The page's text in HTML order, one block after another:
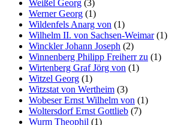
Weißel Georg (3)
Werner Georg (1)
Wildenfels Anarg von (1)
Wilhelm II. von Sachsen-Weimar(1)
Winckler Johann Joseph (2)
Winnenberg Philipp Freiherr zu (1)
Wirtenberg Graf Jörg von (1)
Witzel Georg (1)
Witzstat von Wertheim (3)
Wobeser Ernst Wilhelm von (1)
Woltersdorf Ernst Gottlieb (7)
Wurm Theophil (1)